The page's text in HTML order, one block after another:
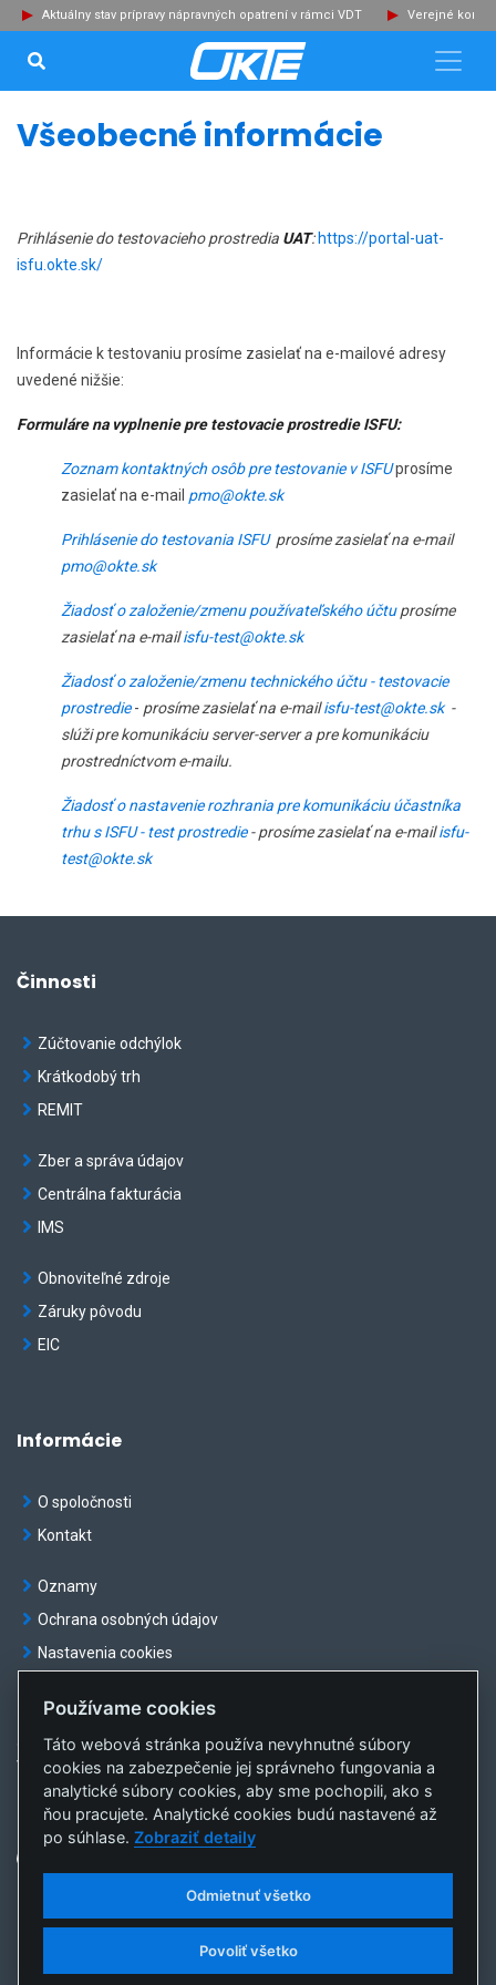
Aktuálny stav prípravy nápravných opatrení v rámci VDT Verejné
Všeobecné informácie
Prihlásenie do testovacieho prostredia UAT: https://portal-uat-
isfu.okte.sk/
Informácie k testovaniu prosíme zasielať na e-mailové adresy
uvedené nižšie:
Formuláre na vyplnenie pre testovacie prostredie ISFU:
Zoznam kontaktných osôb pre testovanie v ISFUprosíme
zasielať na e-mail pmo@okte.sk
Prihlásenie do testovania ISFU prosíme zasielať na e-mail
pmo@okte.sk
Žiadosť o založenie/zmenu používateľského účtuprosíme
zasielať na e-mailisfu-test@okte.sk
Žiadosť o založenie/zmenu technického účtu - testovacie
prostredie - prosíme zasielať na e-mailisfu-test@okte.sk-
slúži pre komunikáciu server-server a pre komunikáciu
prostredníctvom e-mailu.
Žiadosť o nastavenie rozhrania pre komunikáciu účastníka
trhu s ISFU - test prostredie- prosíme zasielať na e-mailisfu-
test@okte.sk
Činnosti
Zúčtovanie odchýlok
Krátkodobý trh
REMIT
Zber a správa údajov
Centrálna fakturácia
IMS
Obnoviteľné zdroje
Záruky pôvodu
EIC
Informácie
O spoločnosti
Kontakt
Oznamy
Ochrana osobných údajov
Nastavenia cookies
© OKTE, a.s. Všetky práva vyhradené
Vytvorilasféra, a.s.
Používame cookies
Táto webová stránka používa nevyhnutné súbory
cookies na zabezpečenie jej správneho fungovania a
analytické súbory cookies, aby sme pochopili, ako s
ňou pracujete. Analytické cookies budú nastavené až
po súhlase.Zobraziť detaily
Odmietnuť všetko
Povoliť všetko